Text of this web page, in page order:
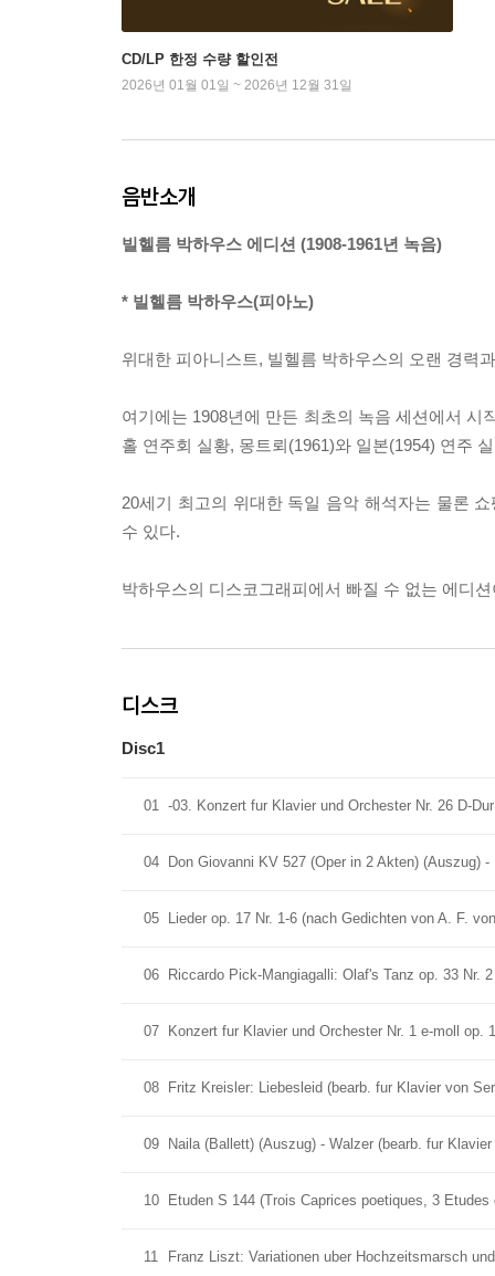
CD/LP 한정 수량 할인전
2026년 01월 01일 ~ 2026년 12월 31일
음반소개
빌헬름 박하우스 에디션 (1908-1961년 녹음)
* 빌헬름 박하우스(피아노)
위대한 피아니스트, 빌헬름 박하우스의 오랜 경력
여기에는 1908년에 만든 최초의 녹음 세션에서
홀 연주회 실황, 몽트뢰(1961)와 일본(1954) 연주
20세기 최고의 위대한 독일 음악 해석자는 물론
수 있다.
박하우스의 디스코그래피에서 빠질 수 없는 에디
디스크
Disc1
01 -03. Konzert fur Klavier und Orchester Nr. 26 D-
04 Don Giovanni KV 527 (Oper in 2 Akten) (Auszug)
05 Lieder op. 17 Nr. 1-6 (nach Gedichten von A. F.
06 Riccardo Pick-Mangiagalli: Olaf's Tanz op. 33 Nr. 2
07 Konzert fur Klavier und Orchester Nr. 1 e-moll op.
08 Fritz Kreisler: Liebesleid (bearb. fur Klavier von
09 Naila (Ballett) (Auszug) - Walzer (bearb. fur
10 Etuden S 144 (Trois Caprices poetiques, 3
11 Franz Liszt: Variationen uber Hochzeitsmarsch